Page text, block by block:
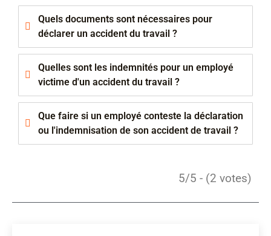
Quels documents sont nécessaires pour
déclarer un accident du travail ?
Quelles sont les indemnités pour un employé
victime d'un accident du travail ?
Que faire si un employé conteste la déclaration
ou l'indemnisation de son accident de travail ?
5/5 - (2 votes)